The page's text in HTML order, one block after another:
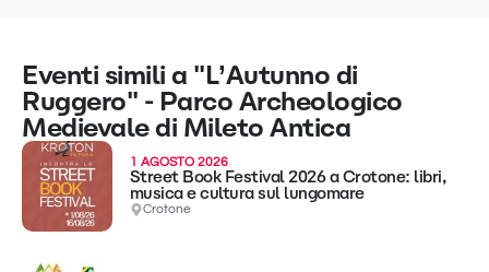
Eventi simili a "L’Autunno di
Ruggero" - Parco Archeologico
Medievale di Mileto Antica
1 AGOSTO 2026
Street Book Festival 2026 a Crotone: libri,
musica e cultura sul lungomare
Crotone